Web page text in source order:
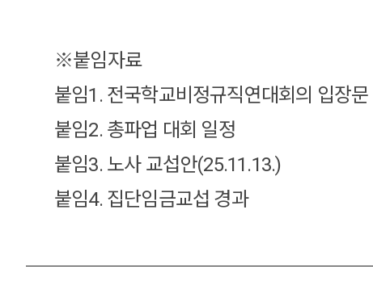
※붙임자료
붙임1. 전국학교비정규직연대회의 입장문
붙임2. 총파업 대회 일정
붙임3. 노사 교섭안(25.11.13.)
붙임4. 집단임금교섭 경과